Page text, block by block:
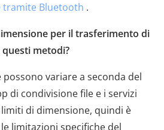
tramite Bluetooth .
per il trasferimento di
metodi?
variare a seconda del
di condivisione file e i servizi
di dimensione, quindi è
limitazioni specifiche del